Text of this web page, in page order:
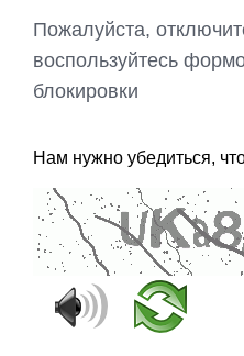
Пожалуйста,
воспользуйтесь
блокировки
Нам нужно убедиться,